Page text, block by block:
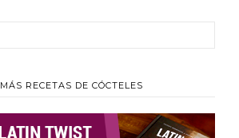
MÁS RECETAS DE CÓCTELES